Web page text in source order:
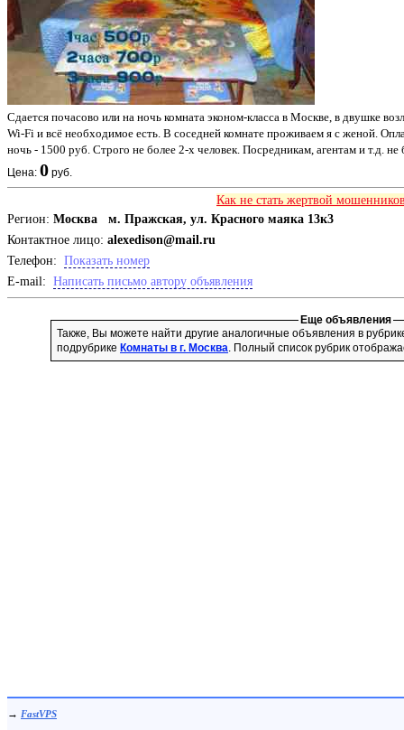
Сдается почасово или на ночь комната эконом-класса в Москве, в двушке
Wi-Fi и всё необходимое есть. В соседней комнате проживаем я с женой.
ночь - 1500 руб. Строго не более 2-х человек. Посредникам, агентам и т.д. не
Цена: 0 руб.
Как не стать жертвой
Регион: Москва м. Пражская, ул. Красного маяка 13к3
Контактное лицо: alexedison@mail.ru
Телефон: Показать номер
E-mail: Написать письмо автору объявления
Еще объявления
Также, Вы можете найти другие аналогичные объявления в
подрубрике Комнаты в г. Москва. Полный список рубрик
→ FastVPS